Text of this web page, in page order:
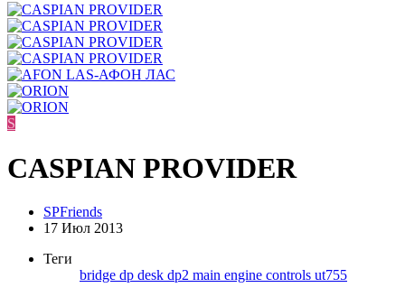
S
CASPIAN PROVIDER
SPFriends
17 Июл 2013
Теги
bridge dp desk dp2 main engine controls ut755